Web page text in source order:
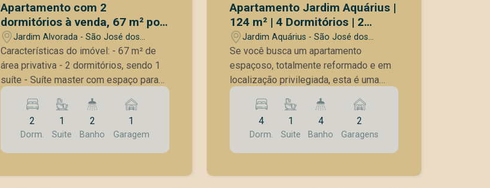
Apartamento com 2
dormitórios à venda, 67 m² por
R$ 1.170.000,00 - Jardim
Aquarius - São José dos
Campos/SP
Jardim Alvorada - São José dos
Campos/SP
Características do imóvel: - 67 m² de
área privativa - 2 dormitórios, sendo 1
suíte - Suíte master com espaço para
home office, ideal para quem trabalha
ou estuda em casa - Banheiro social
com box Blindex e armário planejado -
Sala de estar e jantar integradas -
Varanda gourmet integrada - Móveis
2
Dorm.
1
Suite
2
Banho
1
Garagem
Apartamento Jardim Aquárius |
124 m² | 4 Dormitórios | 2
Vagas Paralelas | Pronto para
Morar
Jardim Aquárius - São José dos
Campos/SP
Se você busca um apartamento
espaçoso, totalmente reformado e em
localização privilegiada, esta é uma
excelente oportunidade. Ao lado do
Tauste e próximo a escolas, farmácias,
comércios e serviços, este imóvel
reúne conforto, segurança e praticidade
para toda a família. Diferenciais do
4
Dorm.
1
Suite
4
Banho
2
Garagens